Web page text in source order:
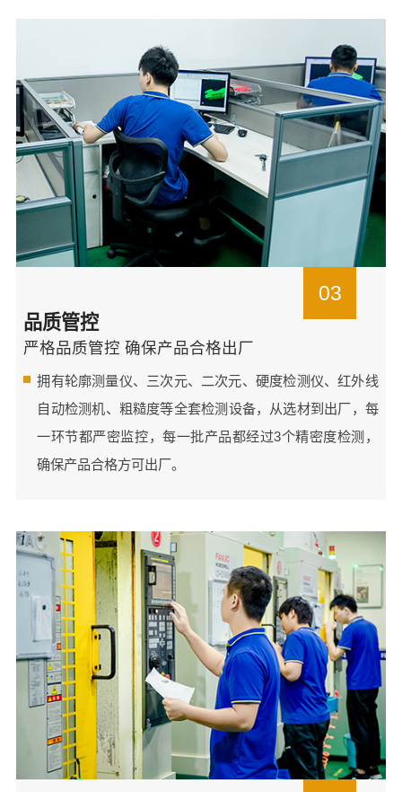
03
品质管控
严格品质管控 确保产品合格出厂
拥有轮廓测量仪、三次元、二次元、硬度检测仪、红外线
自动检测机、粗糙度等全套检测设备，从选材到出厂，每
一环节都严密监控，每一批产品都经过3个精密度检测，
确保产品合格方可出厂。